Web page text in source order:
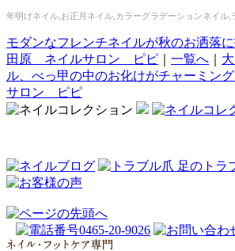
年明けネイル,お正月ネイル,カラーグラデーションネイル,
モダンなフレンチネイルが秋のお洒落
田原 ネイルサロン ピピ
一覧へ
ル、べっ甲の中のお化けがチャーミ
サロン ピピ